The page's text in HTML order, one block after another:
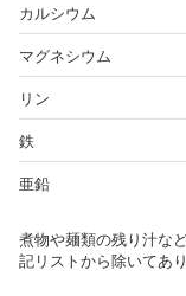
カルシウム
マグネシウム
リン
鉄
亜鉛
煮物や麺類の残り汁な
記リストから除いてあり